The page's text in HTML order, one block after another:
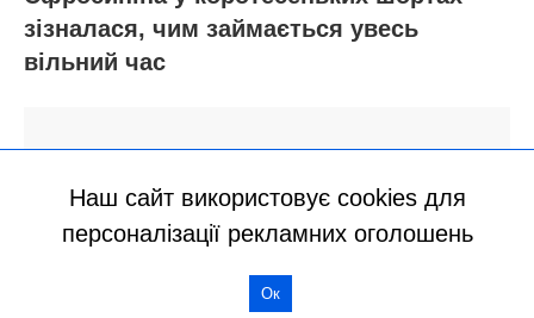
Наш сайт використовує cookies для
персоналізації рекламних оголошень
Ок